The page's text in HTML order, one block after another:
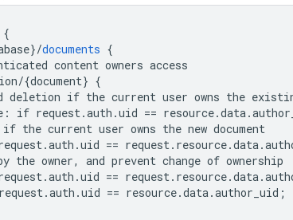
{
}/documents {
content owners access
{document} {
deletion if the current user owns the
: if request.auth .uid == resource.data.
if the current user owns the new document
.auth .uid == request. resource.data.
the owner, and prevent change of ownership
.auth .uid == request. resource.data.
request.auth .uid == resource.data.author_uid ;